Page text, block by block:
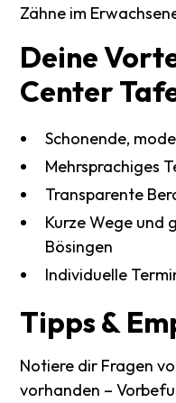
Zähne im
Deine
Center
Schonende,
Mehrsprachiges
Transparente
Kurze Wege und
Bösingen
Individuelle
Tipps &
Notiere dir Fragen
vorhanden –